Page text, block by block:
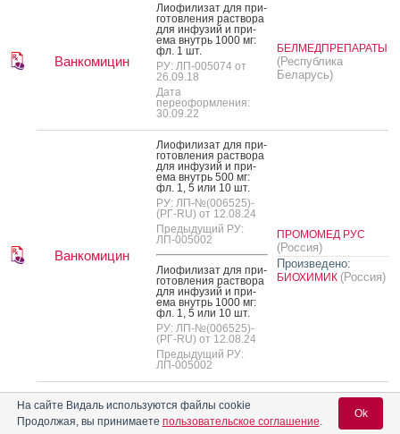
Ванкомицин
Ли­офи­лизат для при­
готов­ле­ния рас­тво­ра
для ин­фу­зий и при­
ема внутрь 1000 мг:
фл. 1 шт.
РУ: ЛП-005074 от
26.09.18
Дата
переоформления:
30.09.22
БЕЛМЕДПРЕПАРАТЫ
(Республика
Беларусь)
Ванкомицин
Ли­офи­лизат для при­
готов­ле­ния рас­тво­ра
для ин­фу­зий и при­
ема внутрь 500 мг:
фл. 1, 5 или 10 шт.
РУ: ЛП-№(006525)-
(РГ-RU) от 12.08.24
Предыдущий РУ:
ЛП-005002
Ли­офи­лизат для при­
готов­ле­ния рас­тво­ра
для ин­фу­зий и при­
ема внутрь 1000 мг:
фл. 1, 5 или 10 шт.
РУ: ЛП-№(006525)-
(РГ-RU) от 12.08.24
Предыдущий РУ:
ЛП-005002
ПРОМОМЕД РУС
(Россия)
Произведено:
БИОХИМИК (Россия)
По­рошок для при­
готов­ле­ния рас­тво­ра
для ин­фу­зий и при­
ема внутрь 500 мг:
На сайте Видаль используются файлы cookie
Продолжая, вы принимаете пользовательское соглашение.
Ok